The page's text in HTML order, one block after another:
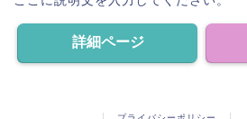
詳細ページ